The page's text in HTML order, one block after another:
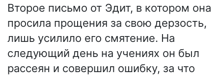
Второе письмо от Эдит, в котором она
просила прощения за свою дерзость,
лишь усилило его смятение. На
следующий день на учениях он был
рассеян и совершил ошибку, за что